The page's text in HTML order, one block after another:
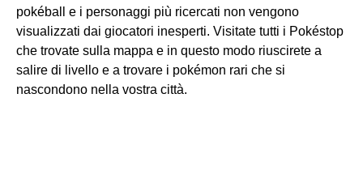
pokéball e i personaggi più ricercati non vengono
visualizzati dai giocatori inesperti. Visitate tutti i Pokéstop
che trovate sulla mappa e in questo modo riuscirete a
salire di livello e a trovare i pokémon rari che si
nascondono nella vostra città.